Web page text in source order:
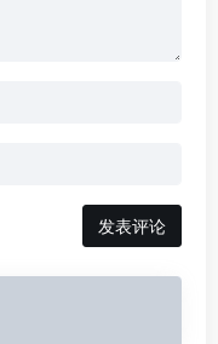
发表评论